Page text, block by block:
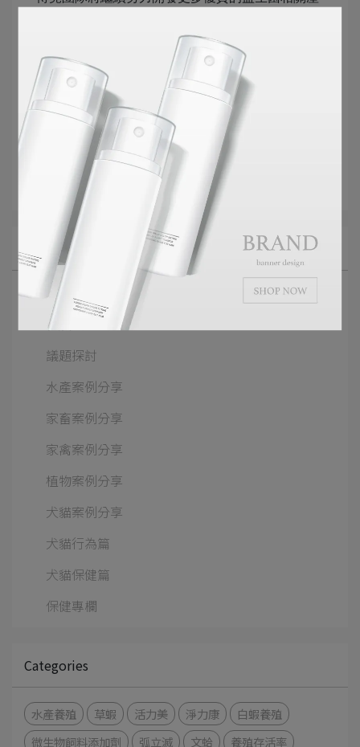
Article Collection
微生物飼料添加劑
All Blogs
研發中心
參展資訊
議題探討
水產案例分享
家畜案例分享
家禽案例分享
植物案例分享
犬貓案例分享
犬貓行為篇
犬貓保健篇
保健專欄
Categories
水產養殖 草蝦 活力美 淨力康
白蝦養殖
微生物飼料添加劑
弧立滅 文蛤
養殖存活率